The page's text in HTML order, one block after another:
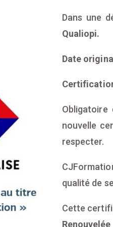
Dans une
Qualiopi.
Date
nouvelle
respecter.
qualité de
Cette